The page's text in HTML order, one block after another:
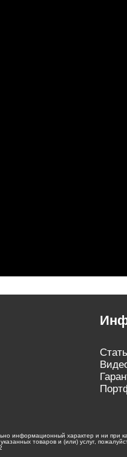
информационный характер и ни при
товаров и (или) услуг,